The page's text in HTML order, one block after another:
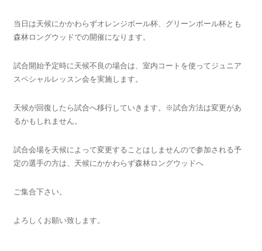
当日は天候にかかわらずオレンジボール杯、グリーンボール杯とも
森林ロングウッドでの開催になります。
試合開始予定時に天候不良の場合は、室内コートを使ってジュニア
スペシャルレッスン会を実施します。
天候が回復したら試合へ移行していきます。※試合方法は変更があ
るかもしれません。
試合会場を天候によって変更することはしませんので参加される予
定の選手の方は、天候にかかわらず森林ロングウッドへ
ご集合下さい。
よろしくお願い致します。